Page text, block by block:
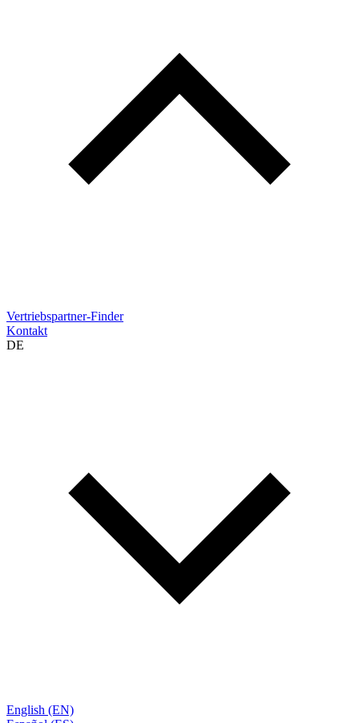
Vertriebspartner-Finder
Kontakt
DE
English (EN)